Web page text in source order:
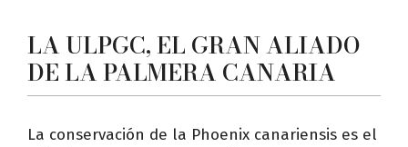
LA ULPGC, EL GRAN ALIADO
DE LA PALMERA CANARIA
La conservación de la Phoenix canariensis es el